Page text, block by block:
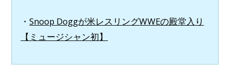
・Snoop Doggが米レスリングWWEの殿堂入り
【ミュージシャン初】